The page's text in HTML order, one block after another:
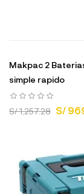
Makpac 2
simple rapido
S/ 1,257.28 S/